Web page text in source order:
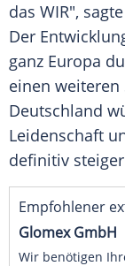
das WIR",
Der
ganz Europa
einen weiteren
Deutschland
Leidenschaft
definitiv
Empfohlener
Glomex GmbH
Wir benötigen